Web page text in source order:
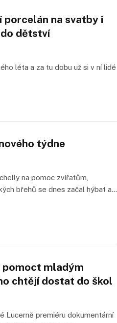
porcelán na svatby i
dětství
léta a za tu dobu už si v ní lidé
týdne
na pomoc zvířatům,
břehů se dnes začal hýbat a…
pomoct mladým
chtějí dostat do škol
Lucerně premiéru dokumentární